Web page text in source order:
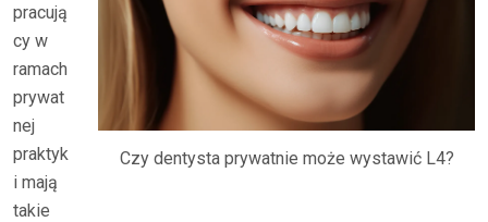
Czy dentysta prywatnie może wystawić L4?
pracują
cy w
ramach
prywat
nej
praktyk
i mają
takie